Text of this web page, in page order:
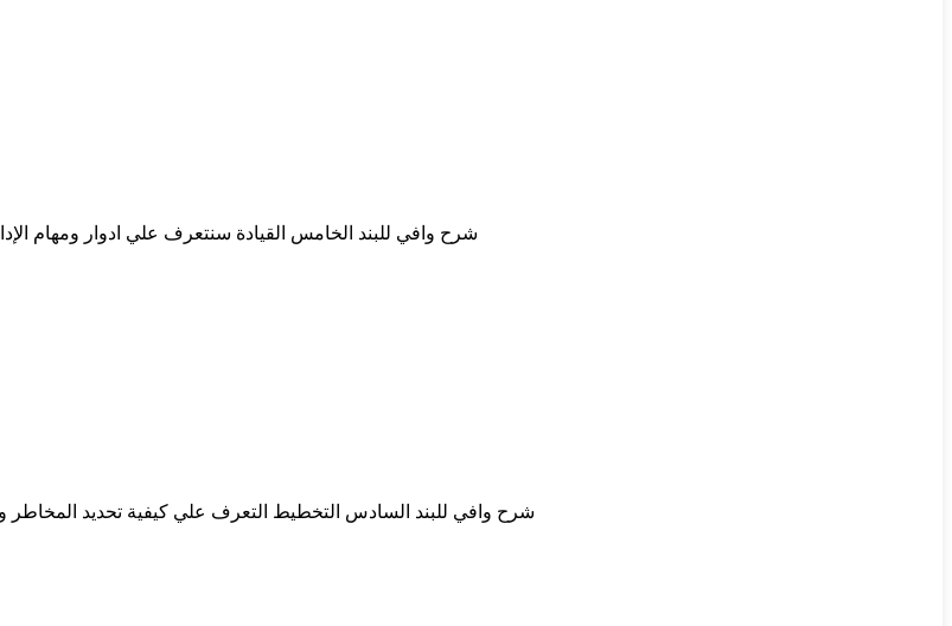
شرح وافي للبند الخامس القيادة سنتعرف علي ادوار ومهام
شرح وافي للبند السادس التخطيط التعرف علي كيفية تحديد المخاطر